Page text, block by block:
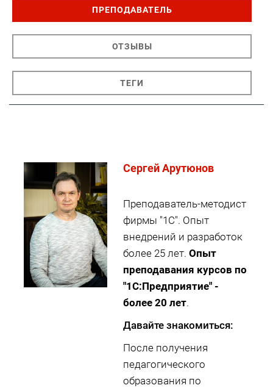
ПРЕПОДАВАТЕЛЬ
ОТЗЫВЫ
ТЕГИ
Cергей Арутюнов
Преподаватель-методист
фирмы "1С". Опыт
внедрений и разработок
более 25 лет. Опыт
преподавания курсов по
"1С:Предприятие" -
более 20 лет.
Давайте знакомиться:
После получения
педагогического
образования по